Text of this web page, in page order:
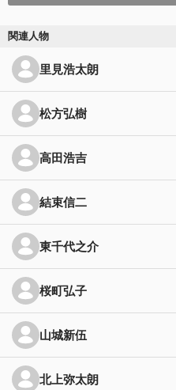
関連人物
里見浩太朗
松方弘樹
高田浩吉
結束信二
東千代之介
桜町弘子
山城新伍
北上弥太朗